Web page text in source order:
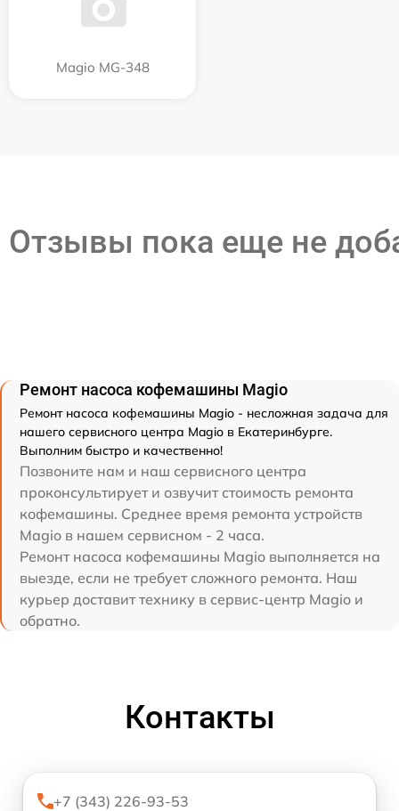
Magio MG-348
Отзывы пока еще не
Ремонт насоса кофемашины Magio
Ремонт насоса кофемашины Magio - несложная задача для
нашего сервисного центра Magio в Екатеринбурге.
Выполним быстро и качественно!
Позвоните нам и наш сервисного центра
проконсультирует и озвучит стоимость ремонта
кофемашины. Среднее время ремонта устройств
Magio в нашем сервисном - 2 часа.
Ремонт насоса кофемашины Magio выполняется на
выезде, если не требует сложного ремонта. Наш
курьер доставит технику в сервис-центр Magio и
обратно.
Контакты
+7 (343) 226-93-53